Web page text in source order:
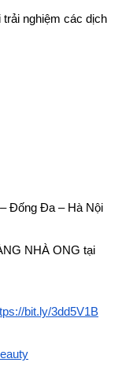
nghiệm các dịch
Đống Đa – Hà Nội
NHÀ ONG tại
bit.ly/3dd5V1B